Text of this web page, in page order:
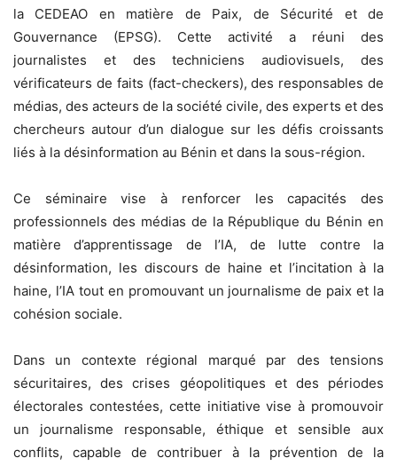
la CEDEAO en matière de Paix, de Sécurité et de
Gouvernance (EPSG). Cette activité a réuni des
journalistes et des techniciens audiovisuels, des
vérificateurs de faits (fact-checkers), des responsables de
médias, des acteurs de la société civile, des experts et des
chercheurs autour d’un dialogue sur les défis croissants
liés à la désinformation au Bénin et dans la sous-région.
Ce séminaire vise à renforcer les capacités des
professionnels des médias de la République du Bénin en
matière d’apprentissage de l’IA, de lutte contre la
désinformation, les discours de haine et l’incitation à la
haine, l’IA tout en promouvant un journalisme de paix et la
cohésion sociale.
Dans un contexte régional marqué par des tensions
sécuritaires, des crises géopolitiques et des périodes
électorales contestées, cette initiative vise à promouvoir
un journalisme responsable, éthique et sensible aux
conflits, capable de contribuer à la prévention de la